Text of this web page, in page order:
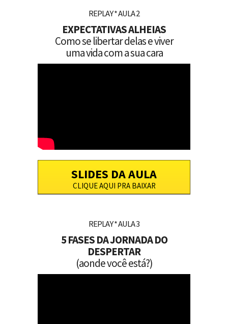
REPLAY * AULA 2
EXPECTATIVAS ALHEIAS
Como se libertar delas e viver
uma vida com a sua cara
SLIDES DA AULA
CLIQUE AQUI PRA BAIXAR
REPLAY * AULA 3
5 FASES DA JORNADA DO
DESPERTAR
(aonde você está?)